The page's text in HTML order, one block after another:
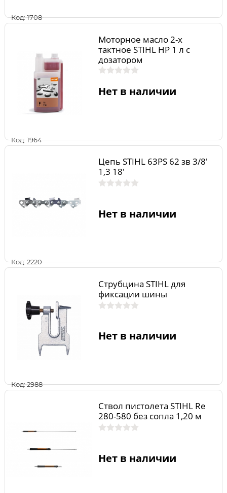
Код: 1708
Код: 1964
Моторное масло 2-х
тактное STIHL HP 1 л с
дозатором
Нет в наличии
Код: 2220
Цепь STIHL 63PS 62 зв 3/8'
1,3 18'
Нет в наличии
Код: 2988
Струбцина STIHL для
фиксации шины
Нет в наличии
Ствол пистолета STIHL Rе
280-580 без сопла 1,20 м
Нет в наличии